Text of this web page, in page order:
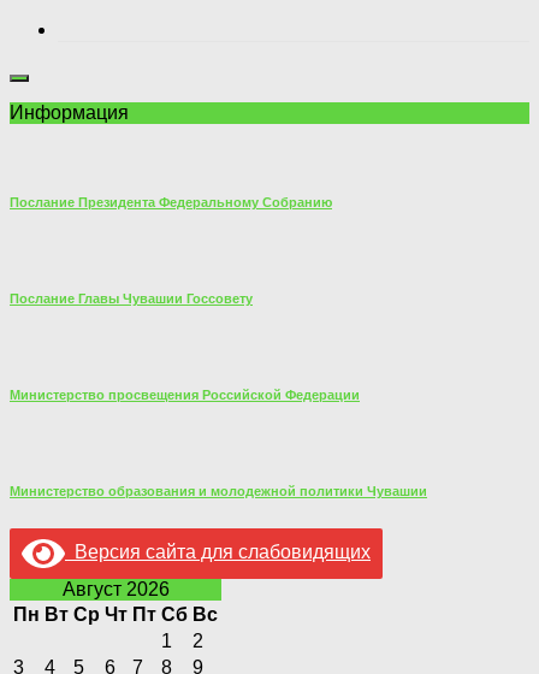
Информация
Послание Президента Федеральному Собранию
Послание Главы Чувашии Госсовету
Министерство просвещения Российской Федерации
Министерство образования и молодежной политики Чувашии
Версия сайта для слабовидящих
Август 2026
Пн Вт Ср Чт Пт Сб Вс
1
2
3
4 5 6 7 8
9